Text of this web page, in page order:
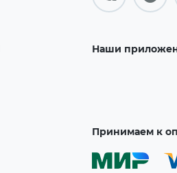
Наши
Принимаем к